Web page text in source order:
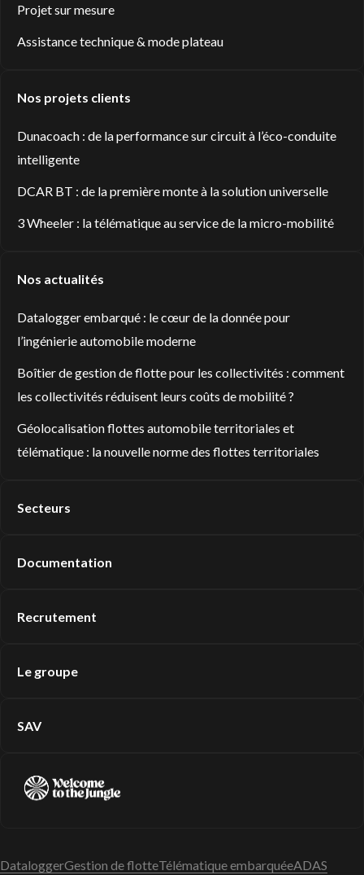
Projet sur mesure
Assistance technique & mode plateau
Nos projets clients
Dunacoach : de la performance sur circuit à l’éco-conduite
intelligente
DCAR BT : de la première monte à la solution universelle
3 Wheeler : la télématique au service de la micro-mobilité
Nos actualités
Datalogger embarqué : le cœur de la donnée pour
l’ingénierie automobile moderne
Boîtier de gestion de flotte pour les collectivités : comment
les collectivités réduisent leurs coûts de mobilité ?
Géolocalisation flottes automobile territoriales et
télématique : la nouvelle norme des flottes territoriales
Secteurs
Documentation
Recrutement
Le groupe
SAV
DataloggerGestion de flotteTélématique embarquéeADAS